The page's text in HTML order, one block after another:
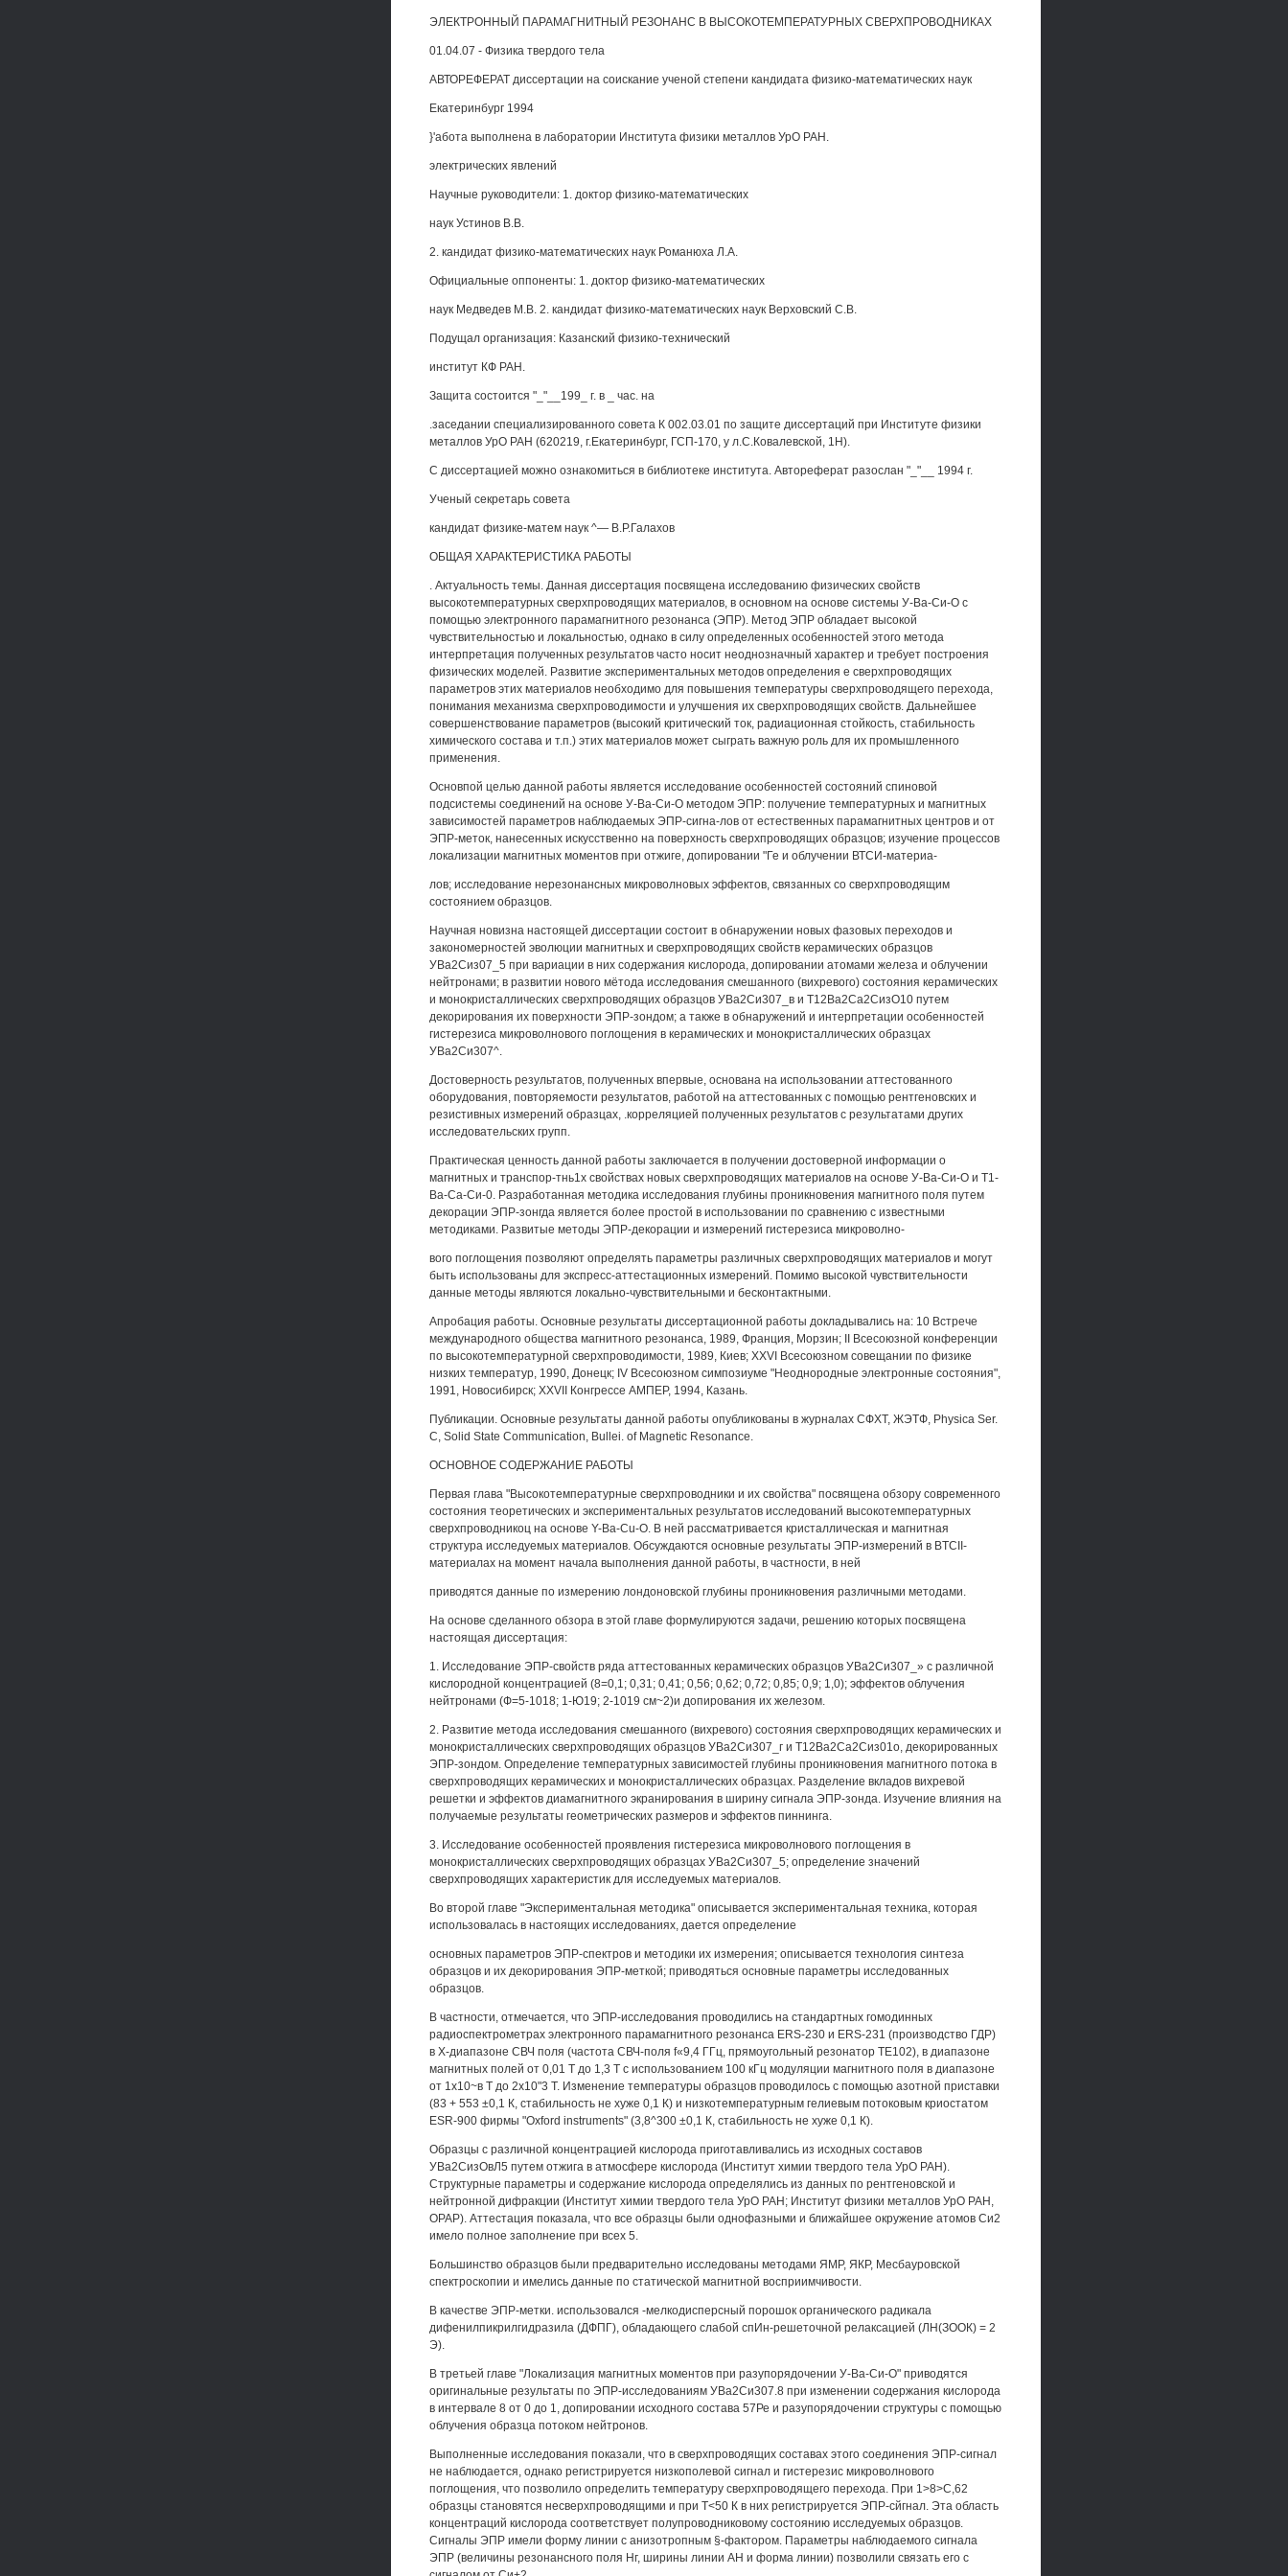
ЭЛЕКТРОННЫЙ ПАРАМАГНИТНЫЙ РЕЗОНАНС В ВЫСОКОТЕМПЕРАТУРНЫХ СВЕРХПРОВОДНИКАХ
01.04.07 - Физика твердого тела
АВТОРЕФЕРАТ диссертации на соискание ученой степени кандидата физико-математических наук
Екатеринбург 1994
}'абота выполнена в лаборатории Института физики металлов УрО РАН.
электрических явлений
Научные руководители: 1. доктор физико-математических
наук Устинов В.В.
2. кандидат физико-математических наук Романюха Л.А.
Официальные оппоненты: 1. доктор физико-математических
наук Медведев М.В. 2. кандидат физико-математических наук Верховский С.В.
Подущал организация: Казанский физико-технический
институт КФ РАН.
Защита состоится "_"__199_ г. в _ час. на
.заседании специализированного совета К 002.03.01 по защите диссертаций при Институте физики
металлов УрО РАН (620219, г.Екатеринбург, ГСП-170, у л.С.Ковалевской, 1Н).
С диссертацией можно ознакомиться в библиотеке института. Автореферат разослан "_"__ 1994 г.
Ученый секретарь совета
кандидат физике-матем наук ^— В.Р.Галахов
ОБЩАЯ ХАРАКТЕРИСТИКА РАБОТЫ
. Актуальность темы. Данная диссертация посвящена исследованию физических свойств
высокотемпературных сверхпроводящих материалов, в основном на основе системы У-Ва-Си-О с
помощью электронного парамагнитного резонанса (ЭПР). Метод ЭПР обладает высокой
чувствительностью и локальностью, однако в силу определенных особенностей этого метода
интерпретация полученных результатов часто носит неоднозначный характер и требует построения
физических моделей. Развитие экспериментальных методов определения е сверхпроводящих
параметров этих материалов необходимо для повышения температуры сверхпроводящего перехода,
понимания механизма сверхпроводимости и улучшения их сверхпроводящих свойств. Дальнейшее
совершенствование параметров (высокий критический ток, радиационная стойкость, стабильность
химического состава и т.п.) этих материалов может сыграть важную роль для их промышленного
применения.
Основпой целью данной работы является исследование особенностей состояний спиновой
подсистемы соединений на основе У-Ва-Си-О методом ЭПР: получение температурных и магнитных
зависимостей параметров наблюдаемых ЭПР-сигна-лов от естественных парамагнитных центров и от
ЭПР-меток, нанесенных искусственно на поверхность сверхпроводящих образцов; изучение процессов
локализации магнитных моментов при отжиге, допировании "Ге и облучении ВТСИ-материа-
лов; исследование нерезонансных микроволновых эффектов, связанных со сверхпроводящим
состоянием образцов.
Научная новизна настоящей диссертации состоит в обнаружении новых фазовых переходов и
закономерностей эволюции магнитных и сверхпроводящих свойств керамических образцов
УВа2Сиз07_5 при вариации в них содержания кислорода, допировании атомами железа и облучении
нейтронами; в развитии нового мётода исследования смешанного (вихревого) состояния керамических
и монокристаллических сверхпроводящих образцов УВа2Си307_в и Т12Ва2Са2СизО10 путем
декорирования их поверхности ЭПР-зондом; а также в обнаружений и интерпретации особенностей
гистерезиса микроволнового поглощения в керамических и монокристаллических образцах
УВа2Си307^.
Достоверность результатов, полученных впервые, основана на использовании аттестованного
оборудования, повторяемости результатов, работой на аттестованных с помощью рентгеновских и
резистивных измерений образцах, .корреляцией полученных результатов с результатами других
исследовательских групп.
Практическая ценность данной работы заключается в получении достоверной информации о
магнитных и транспор-тнь1х свойствах новых сверхпроводящих материалов на основе У-Ва-Си-О и Т1-
Ва-Са-Си-0. Разработанная методика исследования глубины проникновения магнитного поля путем
декорации ЭПР-зонгда является более простой в использовании по сравнению с известными
методиками. Развитые методы ЭПР-декорации и измерений гистерезиса микроволно-
вого поглощения позволяют определять параметры различных сверхпроводящих материалов и могут
быть использованы для экспресс-аттестационных измерений. Помимо высокой чувствительности
данные методы являются локально-чувствительными и бесконтактными.
Апробация работы. Основные результаты диссертационной работы докладывались на: 10 Встрече
международного общества магнитного резонанса, 1989, Франция, Морзин; II Всесоюзной конференции
по высокотемпературной сверхпроводимости, 1989, Киев; XXVI Всесоюзном совещании по физике
низких температур, 1990, Донецк; IV Всесоюзном симпозиуме "Неоднородные электронные состояния",
1991, Новосибирск; XXVII Конгрессе АМПЕР, 1994, Казань.
Публикации. Основные результаты данной работы опубликованы в журналах СФХТ, ЖЭТФ, Physica Ser.
С, Solid State Communication, Bullei. of Magnetic Resonance.
ОСНОВНОЕ СОДЕРЖАНИЕ РАБОТЫ
Первая глава "Высокотемпературные сверхпроводники и их свойства" посвящена обзору современного
состояния теоретических и экспериментальных результатов исследований высокотемпературных
сверхпроводникоц на основе Y-Ba-Cu-O. В ней рассматривается кристаллическая и магнитная
структура исследуемых материалов. Обсуждаются основные результаты ЭПР-измерений в BTCII-
материалах на момент начала выполнения данной работы, в частности, в ней
приводятся данные по измерению лондоновской глубины проникновения различными методами.
На основе сделанного обзора в этой главе формулируются задачи, решению которых посвящена
настоящая диссертация:
1. Исследование ЭПР-свойств ряда аттестованных керамических образцов УВа2Си307_» с различной
кислородной концентрацией (8=0,1; 0,31; 0,41; 0,56; 0,62; 0,72; 0,85; 0,9; 1,0); эффектов облучения
нейтронами (Ф=5-1018; 1-Ю19; 2-1019 см~2)и допирования их железом.
2. Развитие метода исследования смешанного (вихревого) состояния сверхпроводящих керамических и
монокристаллических сверхпроводящих образцов УВа2Си307_г и Т12Ва2Са2Сиз01о, декорированных
ЭПР-зондом. Определение температурных зависимостей глубины проникновения магнитного потока в
сверхпроводящих керамических и монокристаллических образцах. Разделение вкладов вихревой
решетки и эффектов диамагнитного экранирования в ширину сигнала ЭПР-зонда. Изучение влияния на
получаемые результаты геометрических размеров и эффектов пиннинга.
3. Исследование особенностей проявления гистерезиса микроволнового поглощения в
монокристаллических сверхпроводящих образцах УВа2Си307_5; определение значений
сверхпроводящих характеристик для исследуемых материалов.
Во второй главе "Экспериментальная методика" описывается экспериментальная техника, которая
использовалась в настоящих исследованиях, дается определение
основных параметров ЭПР-спектров и методики их измерения; описывается технология синтеза
образцов и их декорирования ЭПР-меткой; приводяться основные параметры исследованных
образцов.
В частности, отмечается, что ЭПР-исследования проводились на стандартных гомодинных
радиоспектрометрах электронного парамагнитного резонанса ERS-230 и ERS-231 (производство ГДР)
в Х-диапазоне СВЧ поля (частота СВЧ-поля f«9,4 ГГц, прямоугольный резонатор ТЕ102), в диапазоне
магнитных полей от 0,01 Т до 1,3 Т с использованием 100 кГц модуляции магнитного поля в диапазоне
от 1х10~в Т до 2х10"3 Т. Изменение температуры образцов проводилось с помощью азотной приставки
(83 + 553 ±0,1 К, стабильность не хуже 0,1 К) и низкотемпературным гелиевым потоковым криостатом
ESR-900 фирмы "Oxford instruments" (3,8^300 ±0,1 К, стабильность не хуже 0,1 К).
Образцы с различной концентрацией кислорода приготавливались из исходных составов
УВа2СизОвЛ5 путем отжига в атмосфере кислорода (Институт химии твердого тела УрО РАН).
Структурные параметры и содержание кислорода определялись из данных по рентгеновской и
нейтронной дифракции (Институт химии твердого тела УрО РАН; Институт физики металлов УрО РАН,
ОРАР). Аттестация показала, что все образцы были однофазными и ближайшее окружение атомов Си2
имело полное заполнение при всех 5.
Большинство образцов были предварительно исследованы методами ЯМР, ЯКР, Месбауровской
спектроскопии и имелись данные по статической магнитной восприимчивости.
В качестве ЭПР-метки. использовался -мелкодисперсный порошок органического радикала
дифенилпикрилгидразила (ДФПГ), обладающего слабой спИн-решеточной релаксацией (ЛН(ЗООК) = 2
Э).
В третьей главе "Локализация магнитных моментов при разупорядочении У-Ва-Си-О" приводятся
оригинальные результаты по ЭПР-исследованиям УВа2Си307.8 при изменении содержания кислорода
в интервале 8 от 0 до 1, допировании исходного состава 57Ре и разупорядочении структуры с помощью
облучения образца потоком нейтронов.
Выполненные исследования показали, что в сверхпроводящих составах этого соединения ЭПР-сигнал
не наблюдается, однако регистрируется низкополевой сигнал и гистерезис микроволнового
поглощения, что позволило определить температуру сверхпроводящего перехода. При 1>8>С,62
образцы становятся несверхпроводящими и при Т<50 К в них регистрируется ЭПР-сйгнал. Эта область
концентраций кислорода соответствует полупроводниковому состоянию исследуемых образцов.
Сигналы ЭПР имели форму линии с анизотропным §-фактором. Параметры наблюдаемого сигнала
ЭПР (величины резонансного поля Нг, ширины линии АН и форма линии) позволили связать его с